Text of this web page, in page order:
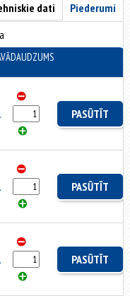
Piederumi
dati
DAUDZUMS
PASŪTĪT
PASŪTĪT
PASŪTĪT